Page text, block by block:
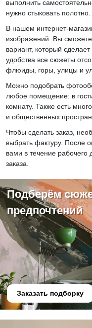
выполнить
нужно стыковать полотно.
В нашем интернет-
изображений. Вы
вариант, который
удобства все сюжеты
флюиды, горы, улицы и
Можно подобрать
любое помещение: в
комнату. Также есть
и общественных
Чтобы сделать заказ,
выбрать фактуру. После
вами в течение рабочего
заказа.
Подберём
предпочтений
Заказать подборку